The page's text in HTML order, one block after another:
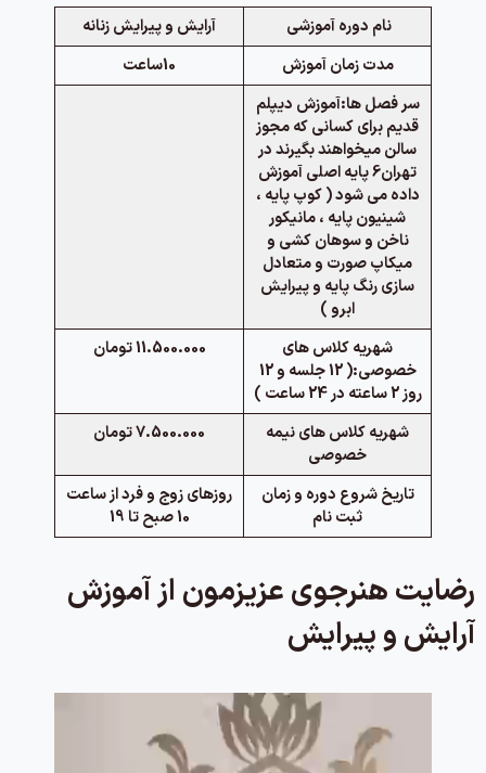
نام دوره آموزشی
آرایش و پیرایش زنانه
مدت زمان آموزش
10ساعت
سر فصل ها:آموزش دیپلم
قدیم برای کسانی که مجوز
سالن میخواهند بگیرند در
تهران 6 پایه اصلی آموزش
داده می شود ( کوپ پایه ،
شینیون پایه ، مانیکور
ناخن و سوهان کشی و
میکاپ صورت و متعادل
سازی رنگ پایه و پیرایش
ابرو )
شهریه کلاس های
خصوصی:
( 12 جلسه و 12
روز 2 ساعته در 24 ساعت )
11.500.000 تومان
شهریه کلاس های نیمه
خصوصی
7.500.000 تومان
تاریخ شروع دوره و زمان
ثبت نام
روزهای زوج و فرد از ساعت
10 صبح تا 19
رضایت هنرجوی عزیزمون از آموزش
آرایش و پیرایش